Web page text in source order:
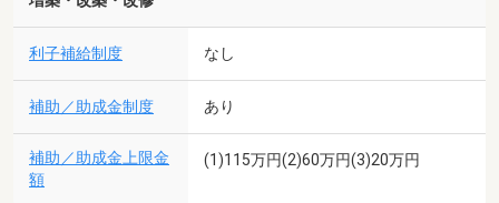
利子補給制度 なし
補助／助成金制度 あり
補助／助成金上限金
額
(1)115万円(2)60万円(3)20万円